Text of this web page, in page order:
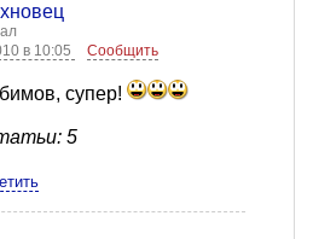
в 10:05
Сообщить
супер!
5